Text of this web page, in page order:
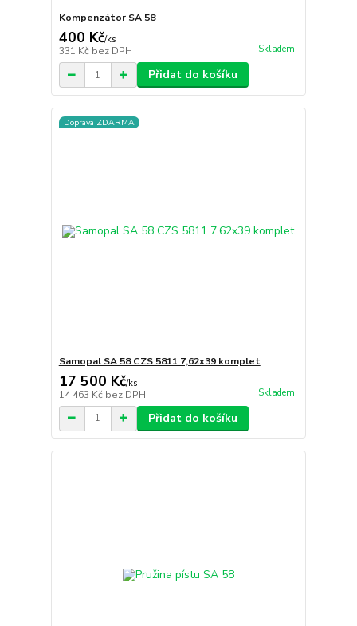
Kompenzátor SA 58
400 Kč/ks
331 Kč bez DPH Skladem
Přidat do košíku
Doprava ZDARMA
Samopal SA 58 CZS 5811 7,62x39 komplet
17 500 Kč/ks
14 463 Kč bez DPH Skladem
Přidat do košíku